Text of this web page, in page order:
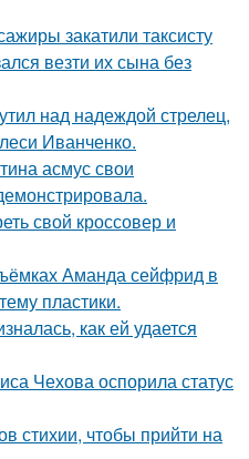
закатили таксисту
везти их сына без
над надеждой стрелец,
Иванченко.
асмус свои
свой кроссовер и
Аманда сейфрид в
пластики.
как ей удается
Чехова оспорила статус
стихии, чтобы прийти на